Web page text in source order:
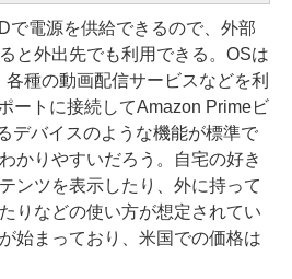
電源を供給できるので、外部
と外出先でも利用できる。OSは
種の動画配信サービスなどを利
ートに接続してAmazon Primeビ
デバイスのような機能が標準で
かりやすいだろう。自宅の好き
ンツを表示したり、外に持って
りなどの使い方が想定されてい
始まっており、米国での価格は